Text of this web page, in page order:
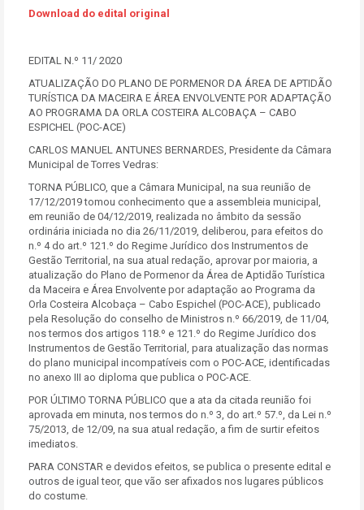
Download do edital original
EDITAL N.º 11/ 2020
ATUALIZAÇÃO DO PLANO DE PORMENOR DA ÁREA DE APTIDÃO
TURÍSTICA DA MACEIRA E ÁREA ENVOLVENTE POR ADAPTAÇÃO
AO PROGRAMA DA ORLA COSTEIRA ALCOBAÇA – CABO
ESPICHEL (POC-ACE)
CARLOS MANUEL ANTUNES BERNARDES, Presidente da Câmara
Municipal de Torres Vedras:
TORNA PÚBLICO, que a Câmara Municipal, na sua reunião de
17/12/2019 tomou conhecimento que a assembleia municipal,
em reunião de 04/12/2019, realizada no âmbito da sessão
ordinária iniciada no dia 26/11/2019, deliberou, para efeitos do
n.º 4 do art.º 121.º do Regime Jurídico dos Instrumentos de
Gestão Territorial, na sua atual redação, aprovar por maioria, a
atualização do Plano de Pormenor da Área de Aptidão Turística
da Maceira e Área Envolvente por adaptação ao Programa da
Orla Costeira Alcobaça – Cabo Espichel (POC-ACE), publicado
pela Resolução do conselho de Ministros n.º 66/2019, de 11/04,
nos termos dos artigos 118.º e 121.º do Regime Jurídico dos
Instrumentos de Gestão Territorial, para atualização das normas
do plano municipal incompatíveis com o POC-ACE, identificadas
no anexo III ao diploma que publica o POC-ACE.
POR ÚLTIMO TORNA PÚBLICO que a ata da citada reunião foi
aprovada em minuta, nos termos do n.º 3, do art.º 57.º, da Lei n.º
75/2013, de 12/09, na sua atual redação, a fim de surtir efeitos
imediatos.
PARA CONSTAR e devidos efeitos, se publica o presente edital e
outros de igual teor, que vão ser afixados nos lugares públicos
do costume.